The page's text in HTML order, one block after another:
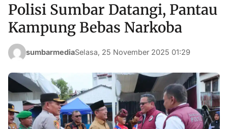
Polisi Sumbar Datangi, Pantau
Kampung Bebas Narkoba
sumbarmediaSelasa, 25 November 2025 01:29